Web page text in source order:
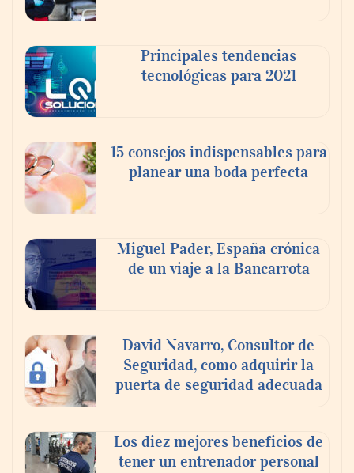
En el Día de la Cerveza, Grupo Modelo
mundo elige para reunirse: 7 de cada 10 la
escogen
compromiso para el eclipse solar del 12 de
agosto
Principales tendencias
tecnológicas para 2021
15 consejos indispensables para
planear una boda perfecta
Miguel Pader, España crónica
de un viaje a la Bancarrota
David Navarro, Consultor de
Seguridad, como adquirir la
puerta de seguridad adecuada
Los diez mejores beneficios de
tener un entrenador personal